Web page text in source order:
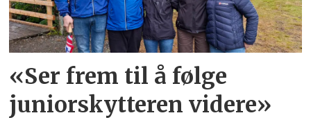
«Ser frem til å følge
juniorskytteren videre»